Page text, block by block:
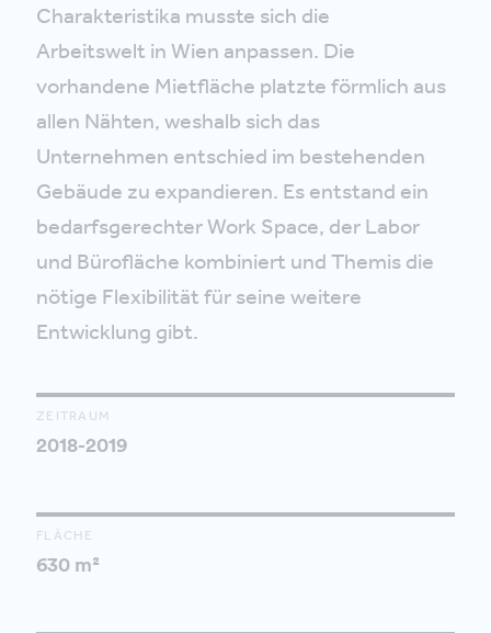
Charakteristika musste sich die
Arbeitswelt in Wien anpassen. Die
vorhandene Mietfläche platzte förmlich aus
allen Nähten, weshalb sich das
Unternehmen entschied im bestehenden
Gebäude zu expandieren. Es entstand ein
bedarfsgerechter Work Space, der Labor
und Bürofläche kombiniert und Themis die
nötige Flexibilität für seine weitere
Entwicklung gibt.
ZEITRAUM
2018-2019
FLÄCHE
630 m²